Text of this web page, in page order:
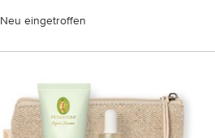
Neu eingetroffen